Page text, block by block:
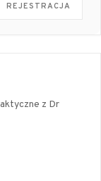
REJESTRACJA
z Dr